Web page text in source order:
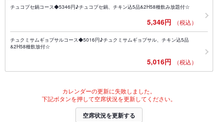
チュコプセ鍋コース◆5346円♪チュコプセ鍋、チキン込5品&2H58種飲み放題付☆
5,346円 （税込）
チュクミサムギョプサルコース◆5016円♪チュクミサムギョプサル、チキン込5品
&2H58種飲放付☆
5,016円 （税込）
カレンダーの更新に失敗しました。
下記ボタンを押して空席状況を更新してください。
空席状況を更新する